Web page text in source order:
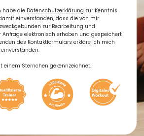
habe die Datenschutzerklärung zur Kenntnis
einverstanden, dass die von mir
zur Bearbeitung und
Anfrage elektronisch erhoben und gespeichert
des Kontaktformulars erkläre ich mich
einem Sternchen gekennzeichnet.